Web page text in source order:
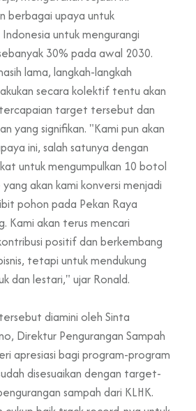
berbagai upaya untuk
untuk mengurangi
30% pada awal 2030.
lama, langkah-langkah
secara kolektif tentu akan
target tersebut dan
yang signifikan. "Kami pun akan
ini, salah satunya dengan
untuk mengumpulkan 10 botol
akan kami konversi menjadi
pohon pada Pekan Raya
Kami akan terus mencari
positif dan berkembang
tetapi untuk mendukung
dan lestari," ujar Ronald.
diamini oleh Sinta
Direktur Pengurangan Sampah
apresiasi bagi program-program
disesuaikan dengan target-
sampah dari KLHK.